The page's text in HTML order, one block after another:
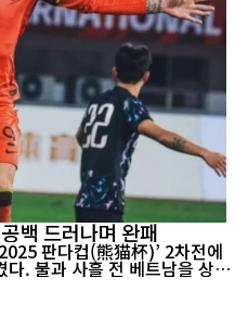
백 드러나며 완패
판다컵(熊猫杯)’ 2차전에
. 불과 사흘 전 베트남을 상대
류하자 전혀 다른 전력을 보
내주며 힘겨운 90분을 보냈